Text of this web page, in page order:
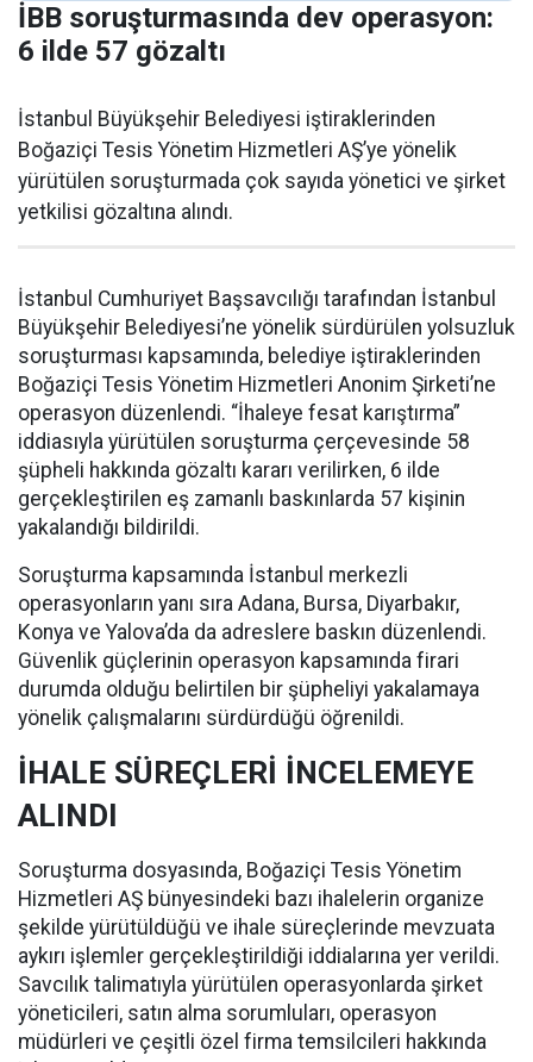
İBB soruşturmasında dev operasyon:
6 ilde 57 gözaltı
İstanbul Büyükşehir Belediyesi iştiraklerinden
Boğaziçi Tesis Yönetim Hizmetleri AŞ’ye yönelik
yürütülen soruşturmada çok sayıda yönetici ve şirket
yetkilisi gözaltına alındı.
İstanbul Cumhuriyet Başsavcılığı tarafından İstanbul
Büyükşehir Belediyesi’ne yönelik sürdürülen yolsuzluk
soruşturması kapsamında, belediye iştiraklerinden
Boğaziçi Tesis Yönetim Hizmetleri Anonim Şirketi’ne
operasyon düzenlendi. “İhaleye fesat karıştırma”
iddiasıyla yürütülen soruşturma çerçevesinde 58
şüpheli hakkında gözaltı kararı verilirken, 6 ilde
gerçekleştirilen eş zamanlı baskınlarda 57 kişinin
yakalandığı bildirildi.
Soruşturma kapsamında İstanbul merkezli
operasyonların yanı sıra Adana, Bursa, Diyarbakır,
Konya ve Yalova’da da adreslere baskın düzenlendi.
Güvenlik güçlerinin operasyon kapsamında firari
durumda olduğu belirtilen bir şüpheliyi yakalamaya
yönelik çalışmalarını sürdürdüğü öğrenildi.
İHALE SÜREÇLERİ İNCELEMEYE
ALINDI
Soruşturma dosyasında, Boğaziçi Tesis Yönetim
Hizmetleri AŞ bünyesindeki bazı ihalelerin organize
şekilde yürütüldüğü ve ihale süreçlerinde mevzuata
aykırı işlemler gerçekleştirildiği iddialarına yer verildi.
Savcılık talimatıyla yürütülen operasyonlarda şirket
yöneticileri, satın alma sorumluları, operasyon
müdürleri ve çeşitli özel firma temsilcileri hakkında